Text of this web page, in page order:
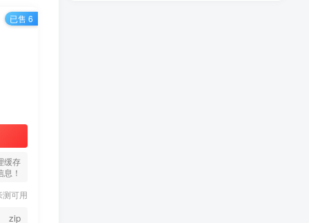
缓存
！
测可用
zip
已售 6